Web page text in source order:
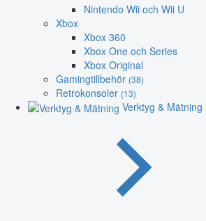
Nintendo Wii och Wii U
Xbox
Xbox 360
Xbox One och Series
Xbox Original
Gamingtillbehör (38)
Retrokonsoler (13)
Verktyg & Mätning